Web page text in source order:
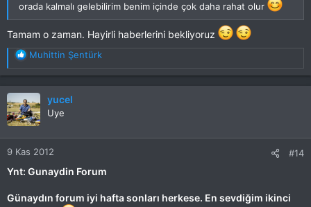
orada kalmalı gelebilirim benim içinde çok daha rahat olur
Tamam o zaman. Hayirli haberlerini bekliyoruz
T
e
p
k
i
l
e
r
:
Muhittin Şentürk
yucel
Uye
9 Kas 2012 #14
Ynt: Gunaydin Forum
Günaydın forum iyi hafta sonları herkese. En sevdiğim ikinci